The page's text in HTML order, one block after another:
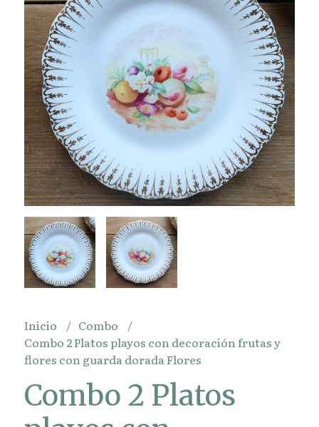
Inicio
Combo
Combo 2 Platos playos con decoración frutas y
flores con guarda dorada Flores
Combo 2 Platos